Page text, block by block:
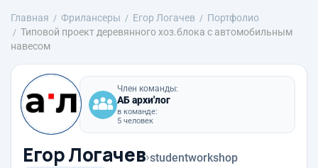
Главная Фрилансеры Егор Логачев
Портфолио
Типовой проект деревянного хоз.блока с автомобильным
навесом
Член команды:
АБ архи'лог
в команде:
5 человек
Егор Логачев›studentworkshop